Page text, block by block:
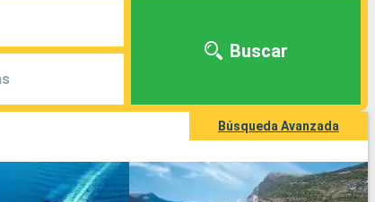
Buscar
Búsqueda Avanzada